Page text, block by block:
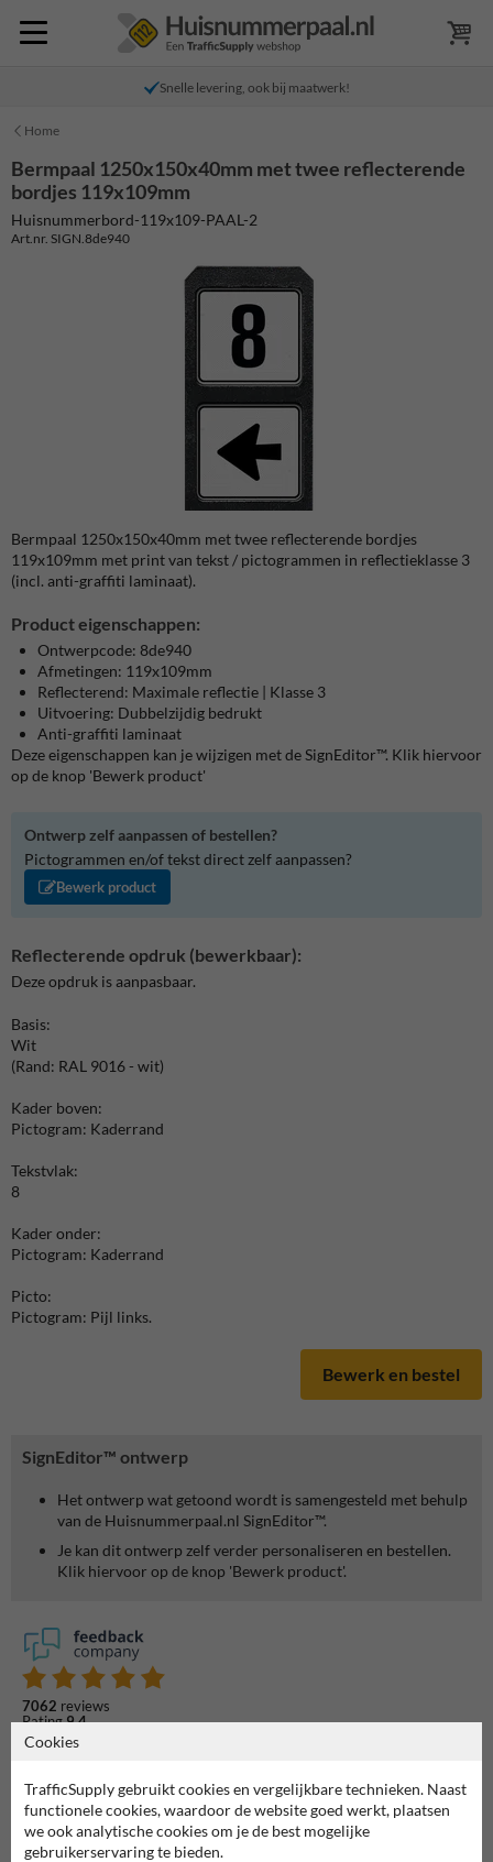
Snelle levering, ook bij maatwerk!
Home
SignEditor™ ontwerp
Het ontwerp wat getoond wordt is samengesteld met behulp
van de Huisnummerpaal.nl SignEditor™.
Je kan dit ontwerp zelf verder personaliseren en bestellen.
Klik hiervoor op de knop 'Bewerk product'.
7062 reviews
Rating9.4
Bermpaal 1250x150x40mm met twee reflecterende
bordjes 119x109mm
Huisnummerbord-119x109-PAAL-2
Art.nr. SIGN.8de940
Bermpaal 1250x150x40mm met twee reflecterende bordjes
119x109mm met print van tekst / pictogrammen in reflectieklasse 3
(incl. anti-graffiti laminaat).
Product eigenschappen:
Ontwerpcode: 8de940
Afmetingen: 119x109mm
Reflecterend: Maximale reflectie | Klasse 3
Uitvoering: Dubbelzijdig bedrukt
Anti-graffiti laminaat
Deze eigenschappen kan je wijzigen met de SignEditor™. Klik hiervoor
op de knop 'Bewerk product'
Ontwerp zelf aanpassen of bestellen?
Pictogrammen en/of tekst direct zelf aanpassen?
Bewerk product
Reflecterende opdruk (bewerkbaar):
Deze opdruk is aanpasbaar.
Basis:
Wit
(Rand: RAL 9016 - wit)
Kader boven:
Pictogram: Kaderrand
Tekstvlak:
8
Kader onder:
Pictogram: Kaderrand
Picto:
Pictogram: Pijl links.
Bewerk en bestel
Cookies
TrafficSupply gebruikt cookies en vergelijkbare technieken. Naast
functionele cookies, waardoor de website goed werkt, plaatsen
we ook analytische cookies om je de best mogelijke
gebruikerservaring te bieden.